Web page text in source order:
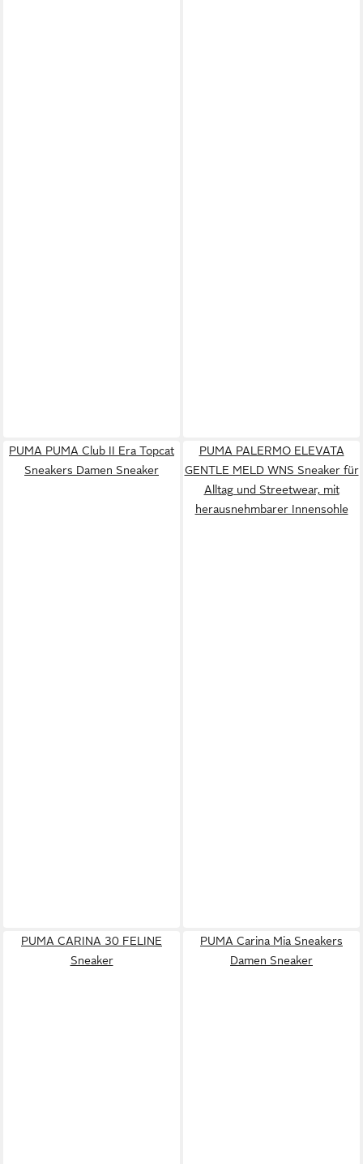
PUMA PUMA Club II Era Topcat
Sneakers Damen Sneaker
PUMA PALERMO ELEVATA
GENTLE MELD WNS Sneaker für
Alltag und Streetwear, mit
herausnehmbarer Innensohle
PUMA CARINA 30 FELINE
Sneaker
PUMA Carina Mia Sneakers
Damen Sneaker